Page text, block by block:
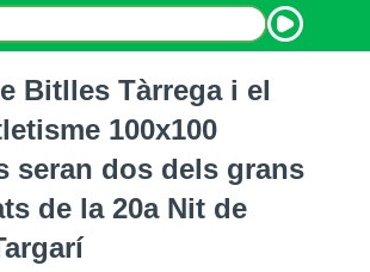
NOTÍCIES
PODCASTS
Bitlles Tàrrega i el
100x100
seran dos dels grans
de la 20a Nit de